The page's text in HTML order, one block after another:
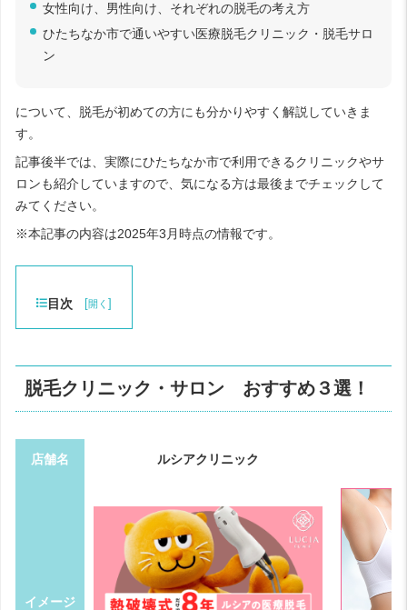
女性向け、男性向け、それぞれの脱毛の考え方
ひたちなか市で通いやすい医療脱毛クリニック・脱毛サロ
ン
について、脱毛が初めての方にも分かりやすく解説していきま
す。
記事後半では、実際にひたちなか市で利用できるクリニックやサ
ロンも紹介していますので、気になる方は最後までチェックして
みてください。
※本記事の内容は2025年3月時点の情報です。
目次 開く
脱毛クリニック・サロン おすすめ３選！
店舗名 ルシアクリニック
イメージ